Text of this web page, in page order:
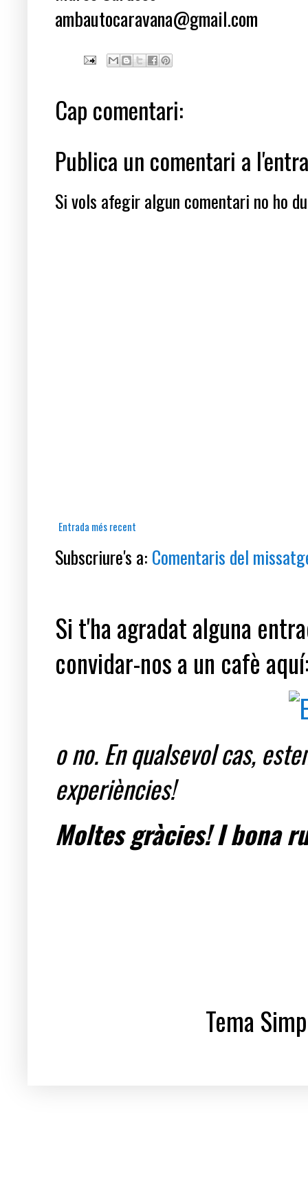
ambautocaravana@gmail.com
Cap comentari:
Publica un comentari a
Si vols afegir algun comentari no ho
Entrada més recent
Subscriure's a: Comentaris del
Si t'ha agradat alguna
convidar-nos a un cafè
o no. En qualsevol cas,
experiències!
Moltes gràcies! I bona
Tema